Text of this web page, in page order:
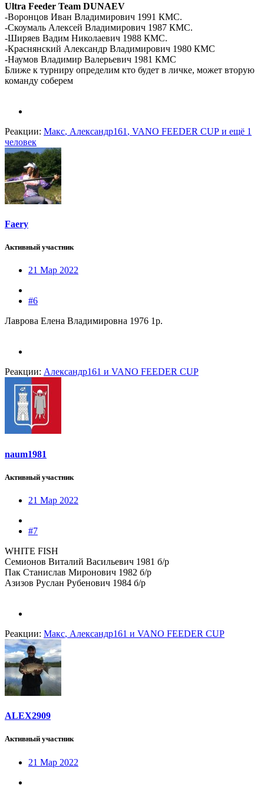
Ultra Feeder Team DUNAEV
-Воронцов Иван Владимирович 1991 КМС.
-Скоумаль Алексей Владимирович 1987 КМС.
-Ширяев Вадим Николаевич 1988 КМС.
-Краснянский Александр Владимирович 1980 КМС
-Наумов Владимир Валерьевич 1981 КМС
Ближе к турниру определим кто будет в личке, может вторую
команду соберем
Реакции: Макс, Александр161 , VANO FEEDER CUP и ещё 1
человек
Faery
Активный участник
21 Мар 2022
#6
Лаврова Елена Владимировна 1976 1р.
Реакции: Александр161 и VANO FEEDER CUP
naum1981
Активный участник
21 Мар 2022
#7
WHITE FISH
Семионов Виталий Васильевич 1981 б/р
Пак Станислав Миронович 1982 б/р
Азизов Руслан Рубенович 1984 б/р
Реакции: Макс, Александр161 и VANO FEEDER CUP
ALEX2909
Активный участник
21 Мар 2022